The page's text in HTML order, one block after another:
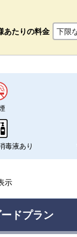
あたりの料金
毒液あり
示
ドプラン